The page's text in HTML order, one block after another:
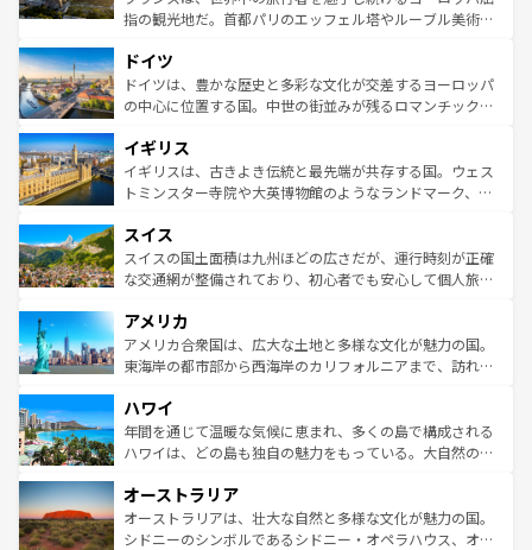
アートに溢れた街角から、地方では古代ローマ遺跡や中世
せる。地方によって風土や気候が異なるスペインはその個
性で訪れる人を魅了する。 なお、新着のスペイン情報は コ
ンテンツ一覧を参照してほしい。
指の観光地だ。首都パリのエッフェル塔やルーブル美術館
で、幅広い魅力が詰まっている。華麗な宮殿、歴史的な大
聖堂、美しいビーチ、そして豊かな自然が、訪れる者を心
から魅了する。また、フランスは美食の国としても知ら
いる。シャンパンの発祥地であるランス、プロヴァンスの
香り高いラベンダー畑など、多彩な楽しみ方が可能だ。さ
らに、パリ以外の地域にも魅力が溢れており、どの街角に
れる地方に足を運ぶとそれぞれで全く異なる文化を体験で
きるだろう。 なお、新着のフランス情報はコンテンツ一覧
を参照してほしい。
ドイツ
ドイツは、豊かな歴史と多彩な文化が交差するヨーロッパ
の中心に位置する国。中世の街並みが残るロマンチック街
顔を持つこの国は、どこを歩いても飽きることがない。ベ
ルリンの文化的活気、バイエルン州のアルプスの絶景、そ
してライン川沿いのワイン畑といった風景は必見。ビール
は、お酒好きな人にはぜひ体験してほしい。 なお、新着の
ドイツ情報はコンテンツ一覧を参照してほしい。
イギリス
イギリスは、古きよき伝統と最先端が共存する国。ウェス
トミンスター寺院や大英博物館のようなランドマーク、歴
リアごとに異なる魅力がある。また、優雅なアフタヌーン
ティー、ビール好きにはたまらない英国パブ、サッカー観
戦など、本場だからこそできる体験も豊富。イギリスを旅
ンツ一覧を参照してほしい。
スイス
スイスの国土面積は九州ほどの広さだが、運行時刻が正確
な交通網が整備されており、初心者でも安心して個人旅行
の建物がそのまま残る町や、スイスならではのユニークな
博物館もあり、アルプス観光だけでなく町歩きも満喫する
ことができる。国民の所得が高いため物価も高いが、旅行
ば市内交通費無料で観光を楽しむこともできる。 なお、新
着のスイス情報はコンテンツ一覧 を参照してほしい。
アメリカ
アメリカ合衆国は、広大な土地と多様な文化が魅力の国。
東海岸の都市部から西海岸のカリフォルニアまで、訪れる
のような巨大都市は、観光、ショッピング、エンターテイ
ンメントが詰まった刺激的なスポットだ。一方、アメリカ
西部には大自然が広がり、グランドキャニオンやイエロー
部のニューオーリンズでは、音楽と美食が融合した独特の
文化が魅力。旅行者はアメリカの各地域で異なる魅力を楽
しみながら、その多様性と豊かな歴史を感じることができ
ハワイ
年間を通じて温暖な気候に恵まれ、多くの島で構成される
ハワイは、どの島も独自の魅力をもっている。大自然の神
ワイ島は見逃せない。また、定番の観光地といえばオアフ
島だが、静かな自然を求めるならマウイ島やカウアイ島が
おすすめ。エメラルドグリーンに輝く海をはじめ、豊かな
オーストラリア
オーストラリアは、壮大な自然と多様な文化が魅力の国。
シドニーのシンボルであるシドニー・オペラハウス、オー